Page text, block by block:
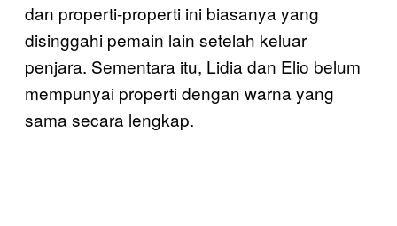
dan properti-properti ini biasanya yang
disinggahi pemain lain setelah keluar
penjara. Sementara itu, Lidia dan Elio belum
mempunyai properti dengan warna yang
sama secara lengkap.